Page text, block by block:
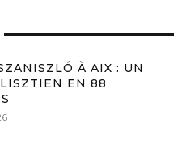
À AIX : UN
EN 88